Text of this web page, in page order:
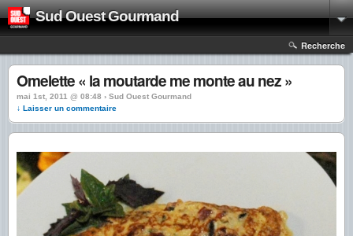
Sud Ouest Gourmand
Recherche
Omelette « la moutarde me monte au nez »
mai 1st, 2011 @ 08:48 › Sud Ouest Gourmand
↓ Laisser un commentaire